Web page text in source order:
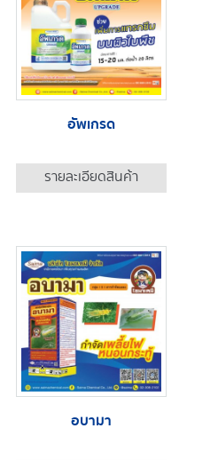
อัพเกรด
รายละเอียดสินค้า
อบามา